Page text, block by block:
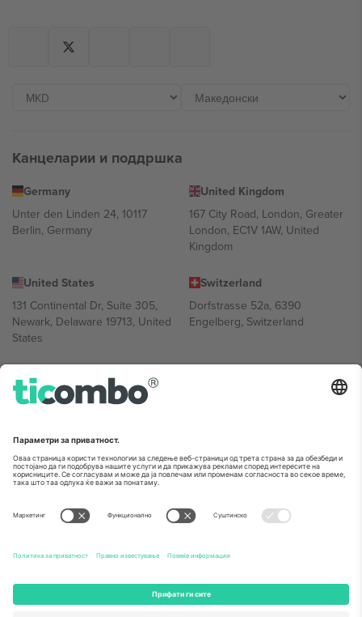
Канцеларии и поддршка
Germany
Unter den Linden 24, 10117
Berlin, Germany
United Kingdom
167 City Road, London, Greater
London, EC1V 1AW, United
Kingdom
United States
131 Continental Dr, Suite 305,
Newark, Delaware 19713, United
States
Switzerland
Dorfstrasse 52a, 6390
Engelberg, Switzerland
Bulgaria
Regus Sofia City West, bul
UAE Dubai Silicon Oasis, DDP
Mexico
Av Chapultepec 360, Roma
Norte, Cuauhtémoc, 06700
Ciudad de México, CDMX,
разликува во зависност од локацијата, настанот и/или доменот.
За детали, проверете ја конкретната страница на настанот.,